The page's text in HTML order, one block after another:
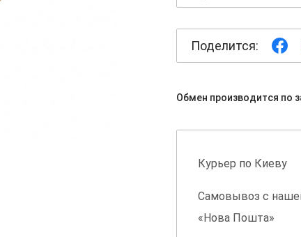
Поделится:
Обмен производится по
Курьер по Киеву
Самовывоз с
«Нова Пошта»